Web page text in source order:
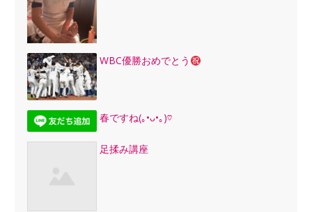
WBC優勝おめでとう
春ですね(｡•ᴗ•｡)♡
足揉み講座